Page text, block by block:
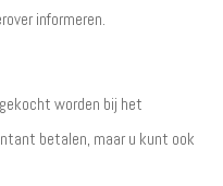
informeren.
worden bij het
betalen, maar u kunt ook